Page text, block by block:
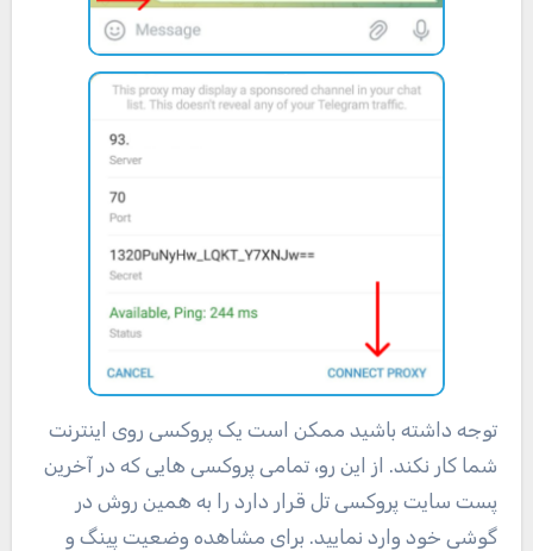
توجه داشته باشید ممکن است یک پروکسی روی اینترنت
شما کار نکند. از این رو، تمامی پروکسی هایی که در آخرین
پست سایت پروکسی تل قرار دارد را به همین روش در
گوشی خود وارد نمایید. برای مشاهده وضعیت پینگ و